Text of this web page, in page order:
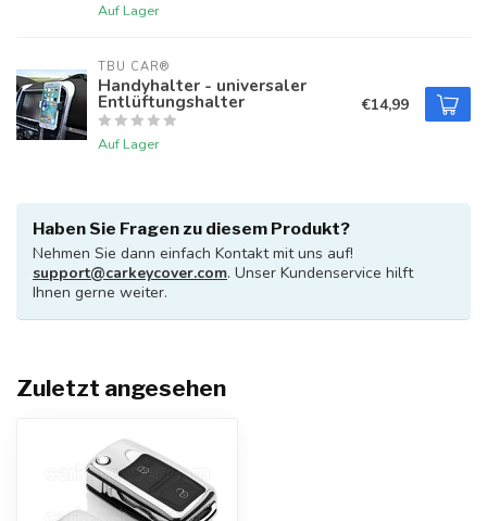
Auf Lager
TBU CAR®
Handyhalter - universaler
Entlüftungshalter
Auf Lager
€14,99
Haben Sie Fragen zu diesem Produkt?
Nehmen Sie dann einfach Kontakt mit uns auf!
support@carkeycover.com. Unser Kundenservice hilft
Ihnen gerne weiter.
Zuletzt angesehen